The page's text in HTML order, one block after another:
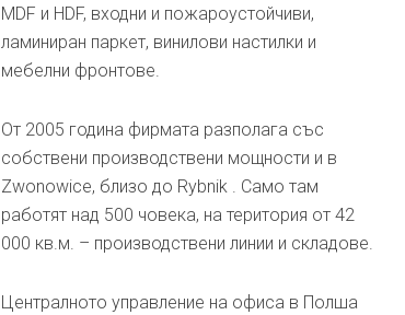
MDF и HDF, входни и пожароустойчиви,
ламиниран паркет, винилови настилки и
мебелни фронтове.
От 2005 година фирмата разполага със
собствени производствени мощности и в
Zwonowice, близо до Rybnik . Само там
работят над 500 човека, на територия от 42
000 кв.м. – производствени линии и складове.
Централното управление на офиса в Полша